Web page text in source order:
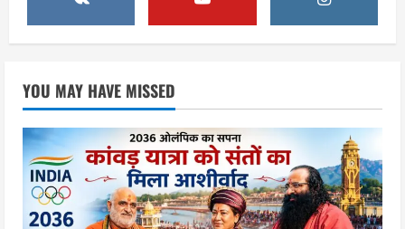
3
महंत यति रामस्वरूप आनंद गिरि को लेकर पूरे
साथ ले गए यति नरसिंहानंद गिरी
August 5, 2026
4
उत्तराखंड
जिला जेल में गूंजा मां गंगा का महिमा गान,
संगीतमय कथा से कैदियों को मिला आध्यात्मिक
संदेश
August 5, 2026
YOU MAY HAVE MISSED